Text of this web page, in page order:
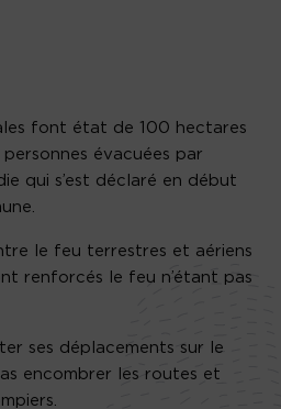
font état de 100 hectares
évacuées par
qui s’est déclaré en début
le feu terrestres et aériens
renforcés le feu n’étant pas
ses déplacements sur le
encombrer les routes et